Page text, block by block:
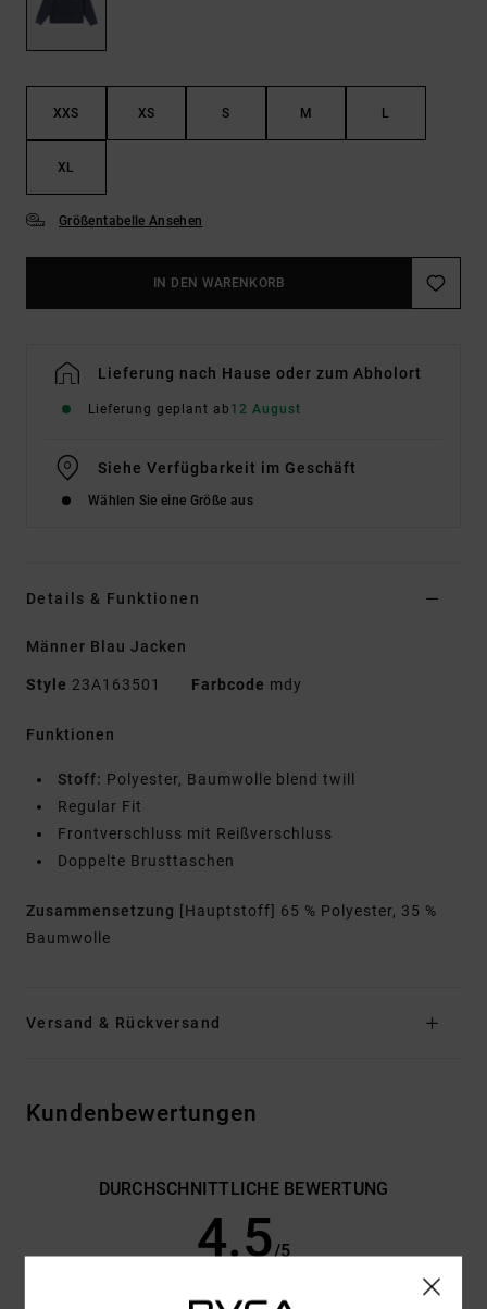
XXS XS S M L
XL
Größentabelle Ansehen
IN DEN WARENKORB
Lieferung nach Hause oder zum Abholort
Lieferung geplant ab 12 August
Siehe Verfügbarkeit im Geschäft
Wählen Sie eine Größe aus
Details & Funktionen
Männer Blau Jacken
Style 23A163501 Farbcode mdy
Funktionen
Stoff: Polyester, Baumwolle blend twill
Regular Fit
Frontverschluss mit Reißverschluss
Doppelte Brusttaschen
Zusammensetzung [Hauptstoff] 65 % Polyester, 35 %
Baumwolle
Versand & Rückversand
Kundenbewertungen
DURCHSCHNITTLICHE BEWERTUNG
4.5/5